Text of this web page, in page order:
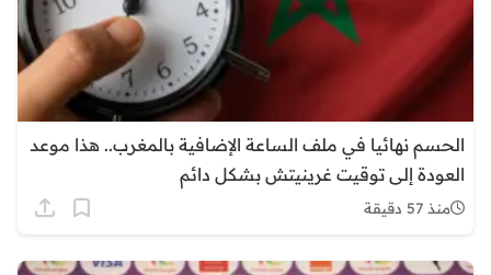
الحسم نهائيا في ملف الساعة الإضافية بالمغرب.. هذا موعد
العودة إلى توقيت غرينيتش بشكل دائم
منذ 57 دقيقة